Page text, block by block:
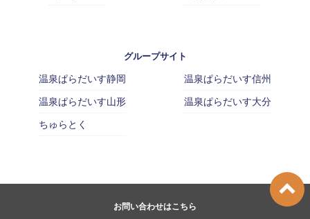
グループサイト
温泉ぱらだいす静岡
温泉ぱらだいす山形
ちゅらとく
温泉ぱらだいす信州
温泉ぱらだいす大分
お問い合わせはこちら